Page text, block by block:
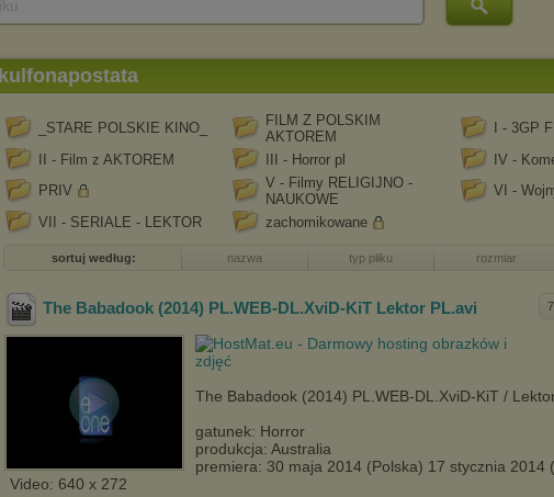
kulfonapostata
_STARE POLSKIE KINO_
FILM Z POLSKIM
AKTOREM
I - 3GP
II - Film z AKTOREM
III - Horror pl
IV -
PRIV
V - Filmy RELIGIJNO -
NAUKOWE
VI -
VII - SERIALE - LEKTOR
zachomikowane
sortuj według: nazwa typ pliku rozmiar
The Babadook (2014) PL.WEB-DL.XviD-KiT Lektor PL.avi
The Babadook (2014) PL.WEB-DL.XviD-KiT / Lektor
gatunek: Horror
produkcja: Australia
premiera: 30 maja 2014 (Polska) 17 stycznia 2014
Video: 640 x 272